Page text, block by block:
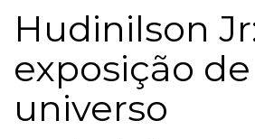
Hudinilson
exposição
universo